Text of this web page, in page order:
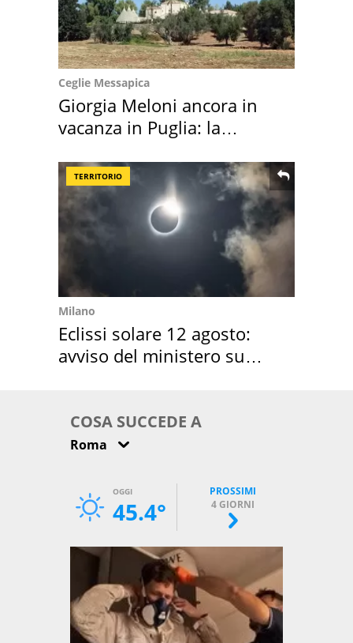
Ceglie Messapica
Giorgia Meloni ancora in
vacanza in Puglia: la
TERRITORIO
Milano
Eclissi solare 12 agosto:
avviso del ministero su